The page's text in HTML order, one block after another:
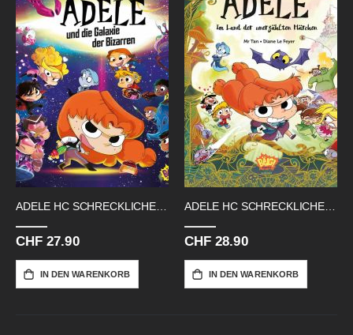
CHF 27.90
IN DEN WARENKORB
CHF 28.90
IN DEN WARENKORB